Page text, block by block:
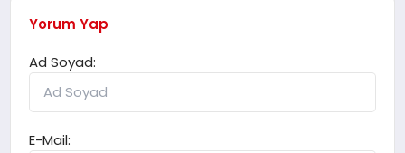
Yorum Yap
Ad Soyad:
E-Mail: